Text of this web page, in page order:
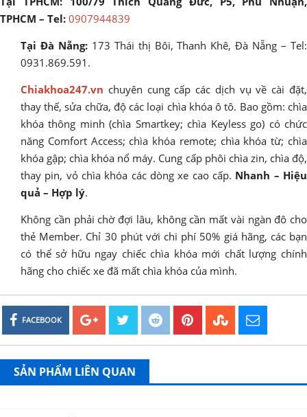
TPHCM – Tel: 0907944839
Tại Đà Nẵng:173 Thái thị Bôi, Thanh Khê, Đà Nẵng – Tel:
0931.869.591.
Chiakhoa247.vn chuyên cung cấp các dịch vụ về cài đặt,
thay thế, sửa chữa, độ các loại chìa khóa ô tô. Bao gồm: chìa
khóa thông minh (chìa Smartkey; chìa Keyless go) có chức
năng Comfort Access; chìa khóa remote; chìa khóa từ; chìa
khóa gập; chìa khóa nổ máy. Cung cấp phôi chìa zin, chìa độ,
thay pin, vỏ chìa khóa các dòng xe cao cấp. Nhanh – Hiệu
quả – Hợp lý.
Không cần phải chờ đợi lâu, không cần mất vài ngàn đô cho
thẻ Member. Chỉ 30 phút với chi phí 50% giá hãng, các bạn
có thể sở hữu ngay chiếc chìa khóa mới chất lượng chính
hãng cho chiếc xe đã mất chìa khóa của mình.
FACEBOOK
SẢN PHẨM LIÊN QUAN